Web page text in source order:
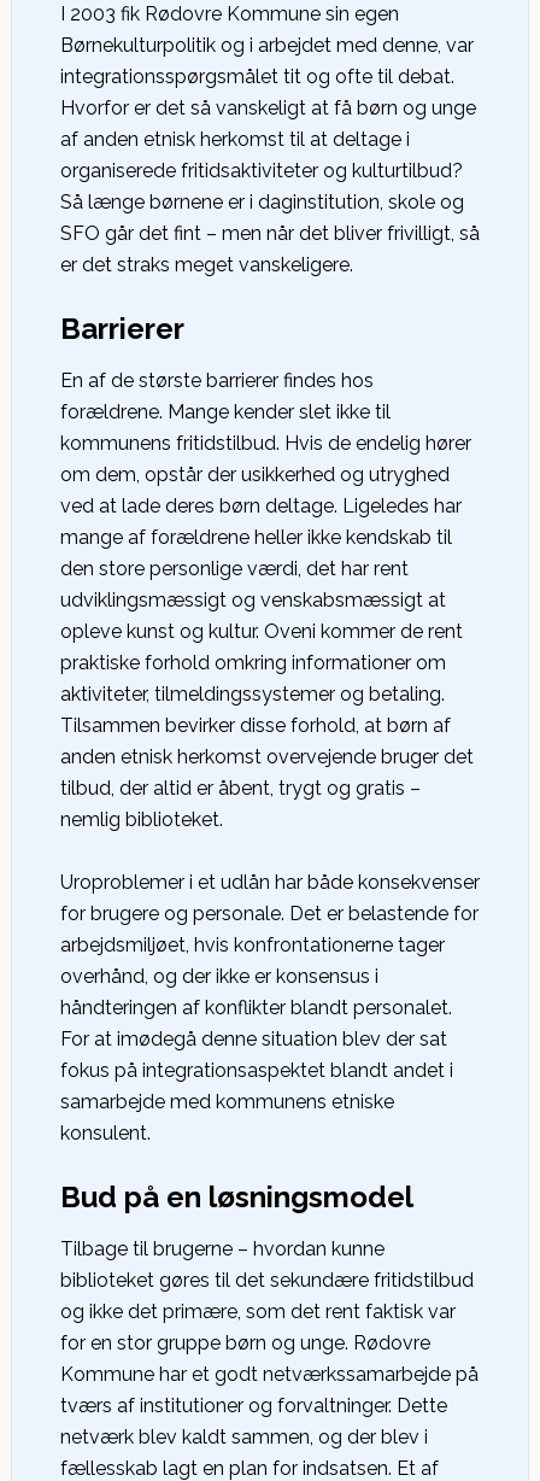
I 2003 fik Rødovre Kommune sin egen
Børnekulturpolitik og i arbejdet med denne, var
integrationsspørgsmålet tit og ofte til debat.
Hvorfor er det så vanskeligt at få børn og unge
af anden etnisk herkomst til at deltage i
organiserede fritidsaktiviteter og kulturtilbud?
Så længe børnene er i daginstitution, skole og
SFO går det fint – men når det bliver frivilligt, så
er det straks meget vanskeligere.
Barrierer
En af de største barrierer findes hos
forældrene. Mange kender slet ikke til
kommunens fritidstilbud. Hvis de endelig hører
om dem, opstår der usikkerhed og utryghed
ved at lade deres børn deltage. Ligeledes har
mange af forældrene heller ikke kendskab til
den store personlige værdi, det har rent
udviklingsmæssigt og venskabsmæssigt at
opleve kunst og kultur. Oveni kommer de rent
praktiske forhold omkring informationer om
aktiviteter, tilmeldingssystemer og betaling.
Tilsammen bevirker disse forhold, at børn af
anden etnisk herkomst overvejende bruger det
tilbud, der altid er åbent, trygt og gratis –
nemlig biblioteket.
Uroproblemer i et udlån har både konsekvenser
for brugere og personale. Det er belastende for
arbejdsmiljøet, hvis konfrontationerne tager
overhånd, og der ikke er konsensus i
håndteringen af konflikter blandt personalet.
For at imødegå denne situation blev der sat
fokus på integrationsaspektet blandt andet i
samarbejde med kommunens etniske
konsulent.
Bud på en løsningsmodel
Tilbage til brugerne – hvordan kunne
biblioteket gøres til det sekundære fritidstilbud
og ikke det primære, som det rent faktisk var
for en stor gruppe børn og unge. Rødovre
Kommune har et godt netværkssamarbejde på
tværs af institutioner og forvaltninger. Dette
netværk blev kaldt sammen, og der blev i
fællesskab lagt en plan for indsatsen. Et af